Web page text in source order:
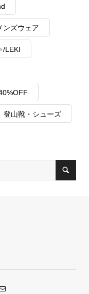
ンズウェア
/LEKI
登山靴・シューズ